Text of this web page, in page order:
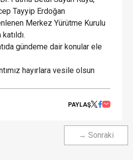
Tayyip Erdoğan
Merkez Yürütme Kurulu
gündeme dair konular ele
hayırlara vesile olsun
PAYLAŞ
→ Sonraki